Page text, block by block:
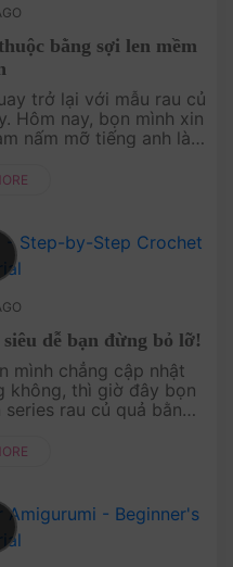
bằng sợi len mềm
trở lại với mẫu rau củ
Hôm nay, bọn mình xin
nấm mỡ tiếng anh là
dễ bạn đừng bỏ lỡ!
mình chẳng cập nhật
không, thì giờ đây bọn
rau củ quả bằng